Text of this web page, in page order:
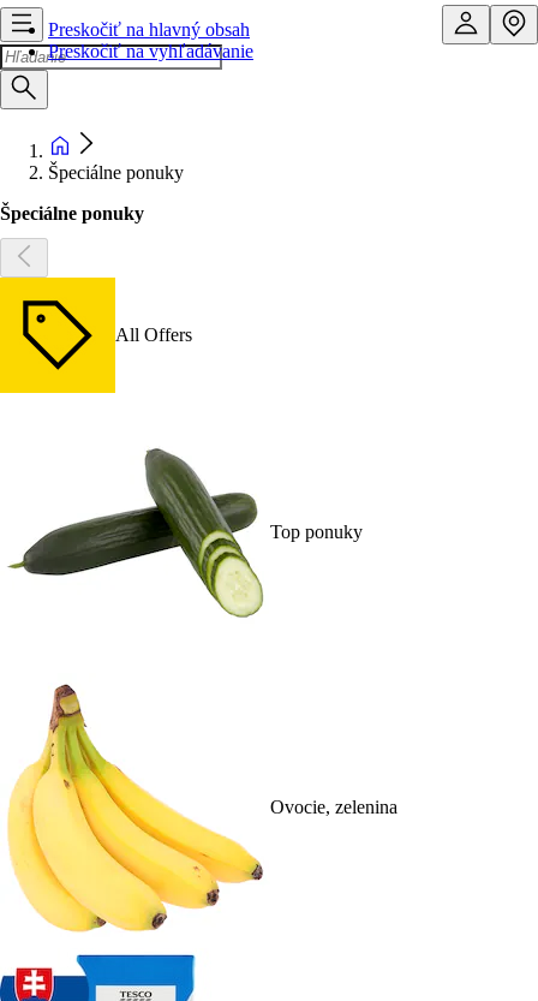
Preskočiť na hlavný obsah
Preskočiť na vyhľadávanie
Špeciálne ponuky
Špeciálne ponuky
All Offers
Top ponuky
Ovocie, zelenina